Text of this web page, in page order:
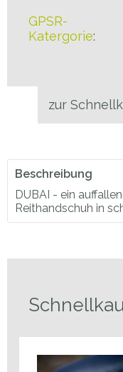
GPSR-
Katergorie:
zur
Beschreibung
DUBAI - ein
Reithandschuh in